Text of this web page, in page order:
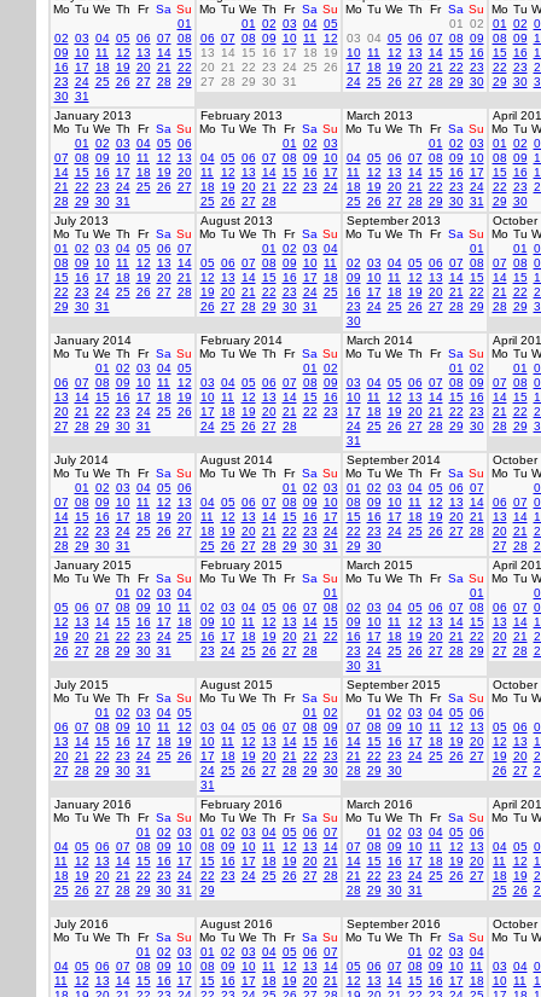
Mo Tu We Th Fr Sa Su
01
02 03 04 05 06 07 08
09
10 11 12 13 14 15
16
17 18 19 20 21
22
23 24 25 26 27 28 29
30 31
Mo Tu We Th Fr Sa Su
01
02 03 04 05
06 07 08 09 10 11
12
13
14 15 16 17 18
19
20 21 22 23 24 25 26
27 28 29 30 31
Mo Tu We Th Fr Sa Su
01
02
03 04 05 06 07 08 09
10 11 12 13 14 15 16
17
18 19 20 21 22 23
24 25 26 27 28 29 30
Mo Tu
01
02
08 09
15 16
22 23
29 30
January 2013
Mo Tu We Th Fr Sa Su
01
02 03 04 05 06
07 08 09 10 11 12
13
14 15 16 17 18 19 20
21
22 23 24 25 26 27
28 29 30 31
February 2013
Mo Tu We Th Fr Sa Su
01
02 03
04 05 06 07 08 09
10
11
12 13 14 15 16
17
18
19 20 21 22 23 24
25 26 27 28
March 2013
Mo Tu We Th Fr Sa Su
01
02 03
04 05 06 07 08 09
10
11
12 13 14 15 16
17
18
19 20 21 22 23 24
25 26 27 28 29 30 31
April
Mo Tu
01
02
08 09
15 16
22 23
29 30
July 2013
Mo Tu We Th Fr Sa Su
01
02 03 04 05 06 07
08 09 10 11 12 13
14
15 16 17 18 19 20 21
22 23 24 25 26 27 28
29 30 31
August 2013
Mo Tu We Th Fr Sa Su
01
02 03 04
05 06 07 08 09 10 11
12
13 14 15 16 17
18
19 20 21 22 23 24 25
26 27 28 29 30 31
September 2013
Mo Tu We Th Fr Sa Su
01
02 03 04 05 06 07 08
09
10 11 12 13 14 15
16
17 18 19 20 21
22
23 24 25 26 27 28 29
30
October
Mo Tu
01
07 08
14 15
21
22
28 29
January 2014
Mo Tu We Th Fr Sa Su
01
02 03 04 05
06 07 08 09 10 11
12
13
14 15 16 17 18
19
20 21 22 23 24 25 26
27 28 29 30 31
February 2014
Mo Tu We Th Fr Sa Su
01
02
03 04 05 06 07 08 09
10 11 12 13 14 15 16
17
18 19 20 21 22 23
24 25 26 27 28
March 2014
Mo Tu We Th Fr Sa Su
01
02
03 04 05 06 07 08 09
10 11 12 13 14 15 16
17
18 19 20 21 22 23
24 25 26 27 28 29 30
31
April
Mo Tu
01
07 08
14 15
21
22
28 29
July 2014
Mo Tu We Th Fr Sa Su
01
02 03 04 05 06
07 08 09 10 11 12
13
14 15 16 17 18 19 20
21
22 23 24 25 26 27
28 29 30 31
August 2014
Mo Tu We Th Fr Sa Su
01
02 03
04 05 06 07 08 09
10
11
12 13 14 15 16
17
18
19 20 21 22 23 24
25 26 27 28 29 30 31
September 2014
Mo Tu We Th Fr Sa Su
01
02 03 04 05 06 07
08 09 10 11 12 13
14
15 16 17 18 19 20 21
22 23 24 25 26 27 28
29 30
October
Mo Tu
06 07
13
14
20 21
27 28
January 2015
Mo Tu We Th Fr Sa Su
01
02 03 04
05 06 07 08 09 10 11
12
13 14 15 16 17
18
19 20 21 22 23 24 25
26 27 28 29 30 31
February 2015
Mo Tu We Th Fr Sa Su
01
02 03 04 05 06 07 08
09
10 11 12 13 14 15
16
17 18 19 20 21
22
23 24 25 26 27 28
March 2015
Mo Tu We Th Fr Sa Su
01
02 03 04 05 06 07 08
09
10 11 12 13 14 15
16
17 18 19 20 21
22
23 24 25 26 27 28 29
30 31
April
Mo Tu
06 07
13
14
20 21
27 28
July 2015
Mo Tu We Th Fr Sa Su
01
02 03 04 05
06 07 08 09 10 11
12
13
14 15 16 17 18
19
20 21 22 23 24 25 26
27 28 29 30 31
August 2015
Mo Tu We Th Fr Sa Su
01
02
03 04 05 06 07 08 09
10 11 12 13 14 15 16
17
18 19 20 21 22 23
24 25 26 27 28 29 30
31
September 2015
Mo Tu We Th Fr Sa Su
01
02 03 04 05 06
07 08 09 10 11 12
13
14 15 16 17 18 19 20
21
22 23 24 25 26 27
28 29 30
October
Mo Tu
05 06
12
13
19 20
26 27
January 2016
Mo Tu We Th Fr Sa Su
01
02 03
04 05 06 07 08 09
10
11
12 13 14 15 16
17
18
19 20 21 22 23 24
25 26 27 28 29 30 31
February 2016
Mo Tu We Th Fr Sa Su
01
02 03 04 05 06 07
08 09 10 11 12 13
14
15 16 17 18 19 20 21
22 23 24 25 26 27 28
29
March 2016
Mo Tu We Th Fr Sa Su
01
02 03 04 05 06
07 08 09 10 11 12
13
14 15 16 17 18 19 20
21
22 23 24 25 26 27
28 29 30 31
April
Mo Tu
04 05
11
12
18
19
25 26
July 2016
Mo Tu We Th Fr Sa Su
01
02 03
04 05 06 07 08 09
10
11
12 13 14 15 16
17
August 2016
Mo Tu We Th Fr Sa Su
01
02 03 04 05 06 07
08 09 10 11 12 13
14
15 16 17 18 19 20 21
September 2016
Mo Tu We Th Fr Sa Su
01
02 03 04
05 06 07 08 09 10 11
12
13 14 15 16 17
18
October
Mo Tu
03 04
10 11